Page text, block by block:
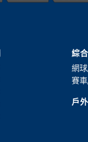
綜
網
賽
戶